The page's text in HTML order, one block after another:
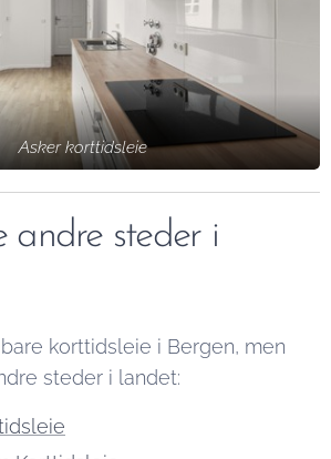
Asker korttidsleie
andre steder i
korttidsleie i Bergen, men
steder i landet: